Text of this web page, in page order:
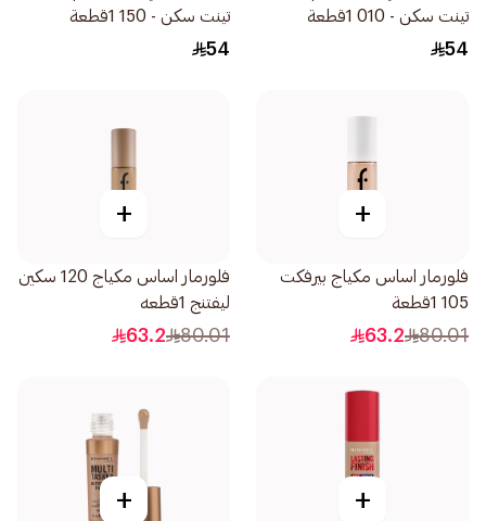
تينت سكن - 010 1قطعة
54
تينت سكن - 150 1قطعة
54
+
فلورمار اساس مكياج بيرفكت
105 1قطعة
80.01
63.2
+
فلورمار اساس مكياج 120 سكين
ليفتنج 1قطعه
80.01
63.2
+
+